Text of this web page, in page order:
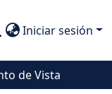
Iniciar sesión
de Vista